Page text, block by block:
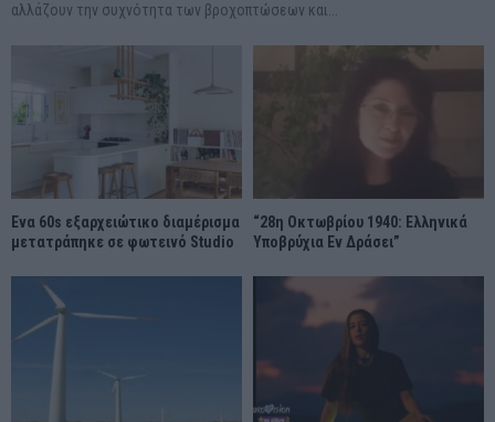
αλλάζουν την συχνότητα των βροχοπτώσεων και...
Ένα 60s εξαρχειώτικο διαμέρισμα
μετατράπηκε σε φωτεινό Studio
“28η Οκτωβρίου 1940: Ελληνικά
Υποβρύχια Εν Δράσει”